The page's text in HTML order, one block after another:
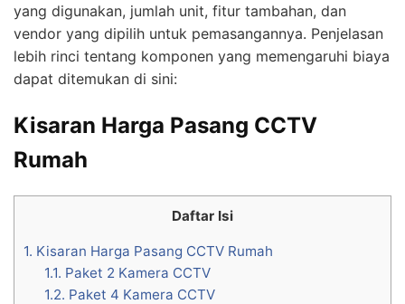
yang digunakan, jumlah unit, fitur tambahan, dan
vendor yang dipilih untuk pemasangannya. Penjelasan
lebih rinci tentang komponen yang memengaruhi biaya
dapat ditemukan di sini:
Kisaran Harga Pasang CCTV
Rumah
Daftar Isi
1. Kisaran Harga Pasang CCTV Rumah
1.1. Paket 2 Kamera CCTV
1.2. Paket 4 Kamera CCTV